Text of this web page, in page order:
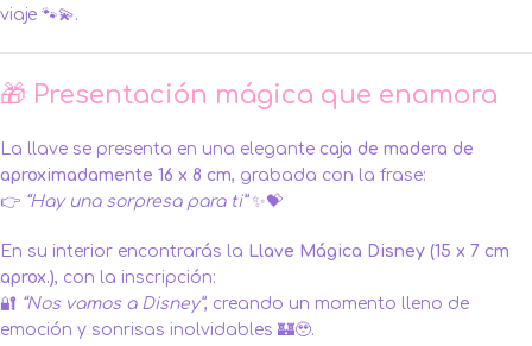
viaje 🐾💫.
🎁 Presentación mágica que enamora
La llave se presenta en una elegante caja de madera de
aproximadamente 16 x 8 cm, grabada con la frase:
👉 “Hay una sorpresa para ti”✨💝
En su interior encontrarás la Llave Mágica Disney (15 x 7 cm
aprox.), con la inscripción:
🔐 “Nos vamos a Disney”, creando un momento lleno de
emoción y sonrisas inolvidables 🏰🥹.